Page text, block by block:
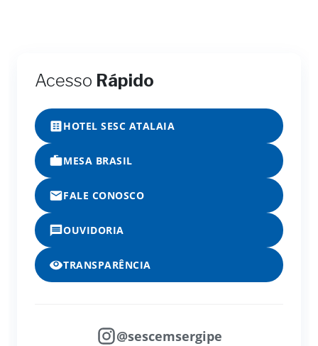
Acesso Rápido
HOTEL SESC ATALAIA
MESA BRASIL
FALE CONOSCO
OUVIDORIA
TRANSPARÊNCIA
@sescemsergipe